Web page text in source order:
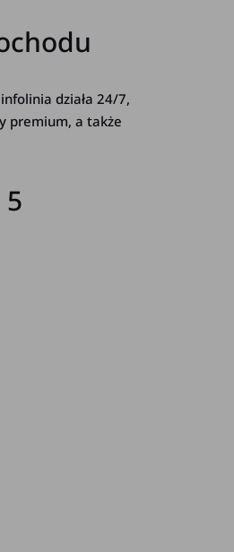
działa 24/7,
premium, a także